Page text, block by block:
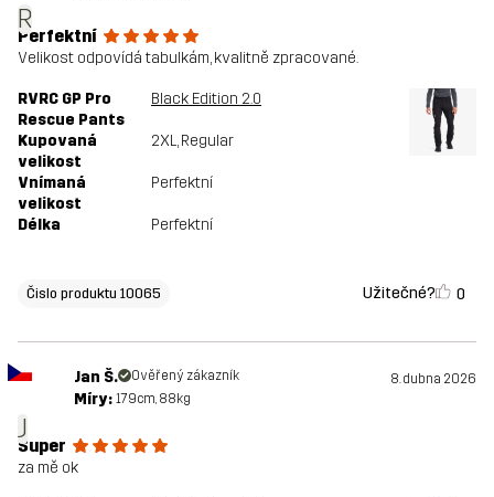
R
Perfektní
Velikost odpovídá tabulkám, kvalitně zpracované.
RVRC GP Pro
Rescue Pants
Black Edition 2.0
Kupovaná
velikost
2XL, Regular
Vnímaná
velikost
Perfektní
Délka Perfektní
Čislo produktu 10065 Užitečné? 0
J
Jan Š. Ověřený zákazník 8. dubna 2026
Míry: 179cm, 88kg
Super
za mě ok